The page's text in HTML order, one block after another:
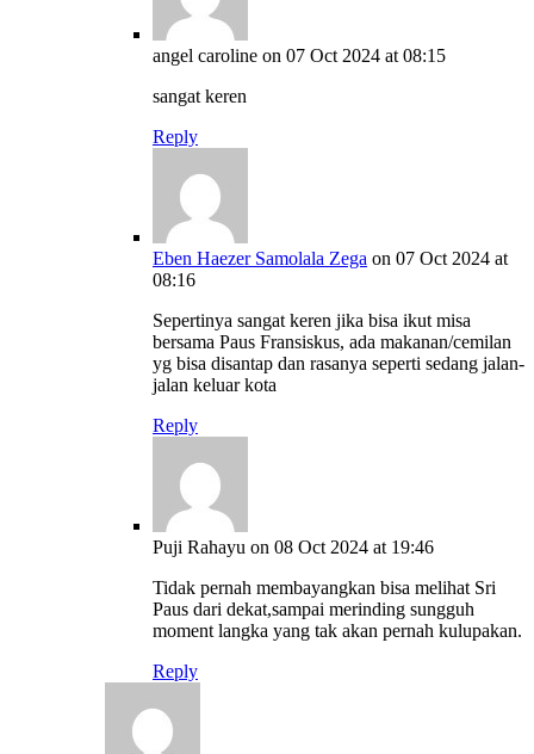
angel caroline on 07 Oct 2024 at 08:15
sangat keren
Reply
Eben Haezer Samolala Zega on 07 Oct 2024 at
08:16
Sepertinya sangat keren jika bisa ikut misa
bersama Paus Fransiskus, ada makanan/cemilan
yg bisa disantap dan rasanya seperti sedang jalan-
jalan keluar kota
Reply
Puji Rahayu on 08 Oct 2024 at 19:46
Tidak pernah membayangkan bisa melihat Sri
Paus dari dekat,sampai merinding sungguh
moment langka yang tak akan pernah kulupakan.
Reply